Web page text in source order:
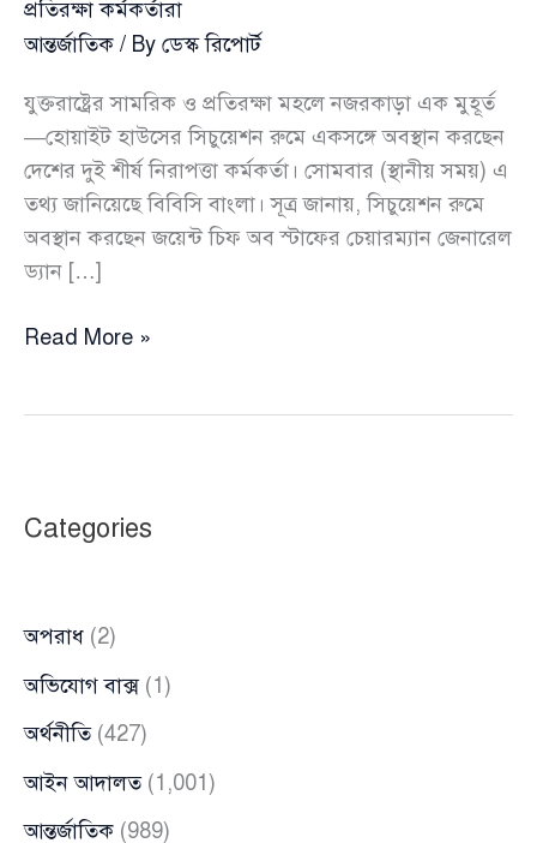
প্রতিরক্ষা কর্মকর্তারা
আন্তর্জাতিক / By ডেস্ক রিপোর্ট
যুক্তরাষ্ট্রের সামরিক ও প্রতিরক্ষা মহলে নজরকাড়া এক মুহূর্ত
—হোয়াইট হাউসের সিচুয়েশন রুমে একসঙ্গে অবস্থান করছেন
দেশের দুই শীর্ষ নিরাপত্তা কর্মকর্তা। সোমবার (স্থানীয় সময়) এ
তথ্য জানিয়েছে বিবিসি বাংলা। সূত্র জানায়, সিচুয়েশন রুমে
অবস্থান করছেন জয়েন্ট চিফ অব স্টাফের চেয়ারম্যান জেনারেল
ড্যান […]
হোয়াইট
সামরিক
কর্মকর্তারা
Read More »
Categories
অপরাধ (2)
অভিযোগ বাক্স(1)
অর্থনীতি(427)
আইন আদালত(1,001)
আন্তর্জাতিক (989)